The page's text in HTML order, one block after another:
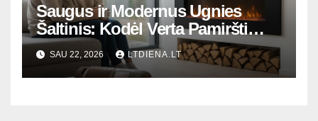
Saugus ir Modernus Ugnies
Šaltinis: Kodėl Verta Pamiršti
Senus Dujų Balionus?
SAU 22, 2026 LTDIENA.LT